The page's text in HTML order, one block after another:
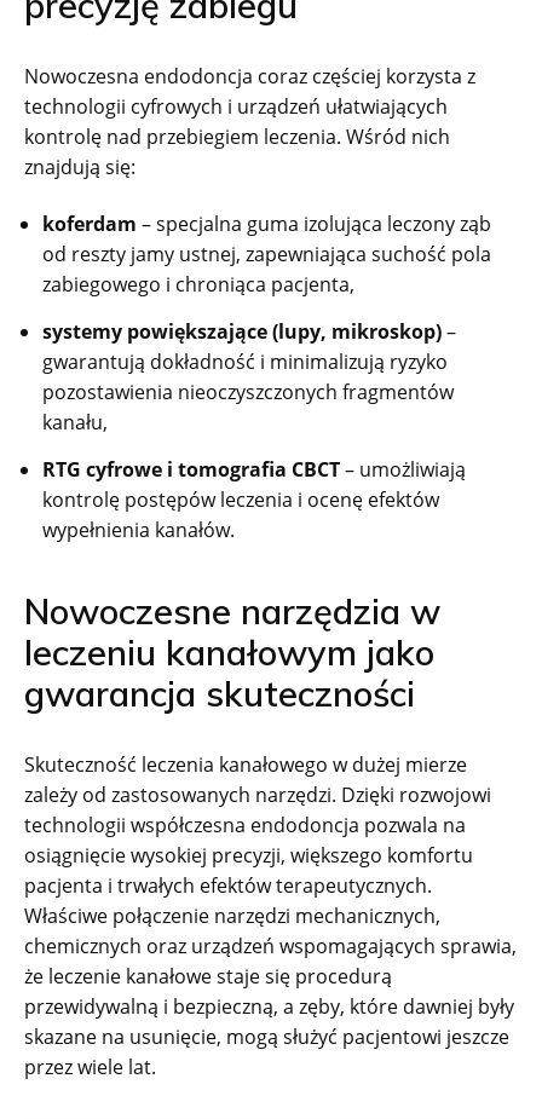
Nowoczesna endodoncja coraz częściej korzysta z
technologii cyfrowych i urządzeń ułatwiających
kontrolę nad przebiegiem leczenia. Wśród nich
znajdują się:
koferdam – specjalna guma izolująca leczony ząb
od reszty jamy ustnej, zapewniająca suchość pola
zabiegowego i chroniąca pacjenta,
systemy powiększające (lupy, mikroskop)–
gwarantują dokładność i minimalizują ryzyko
pozostawienia nieoczyszczonych fragmentów
kanału,
RTG cyfrowe i tomografia CBCT– umożliwiają
kontrolę postępów leczenia i ocenę efektów
wypełnienia kanałów.
Nowoczesne narzędzia w
leczeniu kanałowym jako
gwarancja skuteczności
Skuteczność leczenia kanałowego w dużej mierze
zależy od zastosowanych narzędzi. Dzięki rozwojowi
technologii współczesna endodoncja pozwala na
osiągnięcie wysokiej precyzji, większego komfortu
pacjenta i trwałych efektów terapeutycznych.
Właściwe połączenie narzędzi mechanicznych,
chemicznych oraz urządzeń wspomagających sprawia,
że leczenie kanałowe staje się procedurą
przewidywalną i bezpieczną, a zęby, które dawniej były
skazane na usunięcie, mogą służyć pacjentowi jeszcze
przez wiele lat.